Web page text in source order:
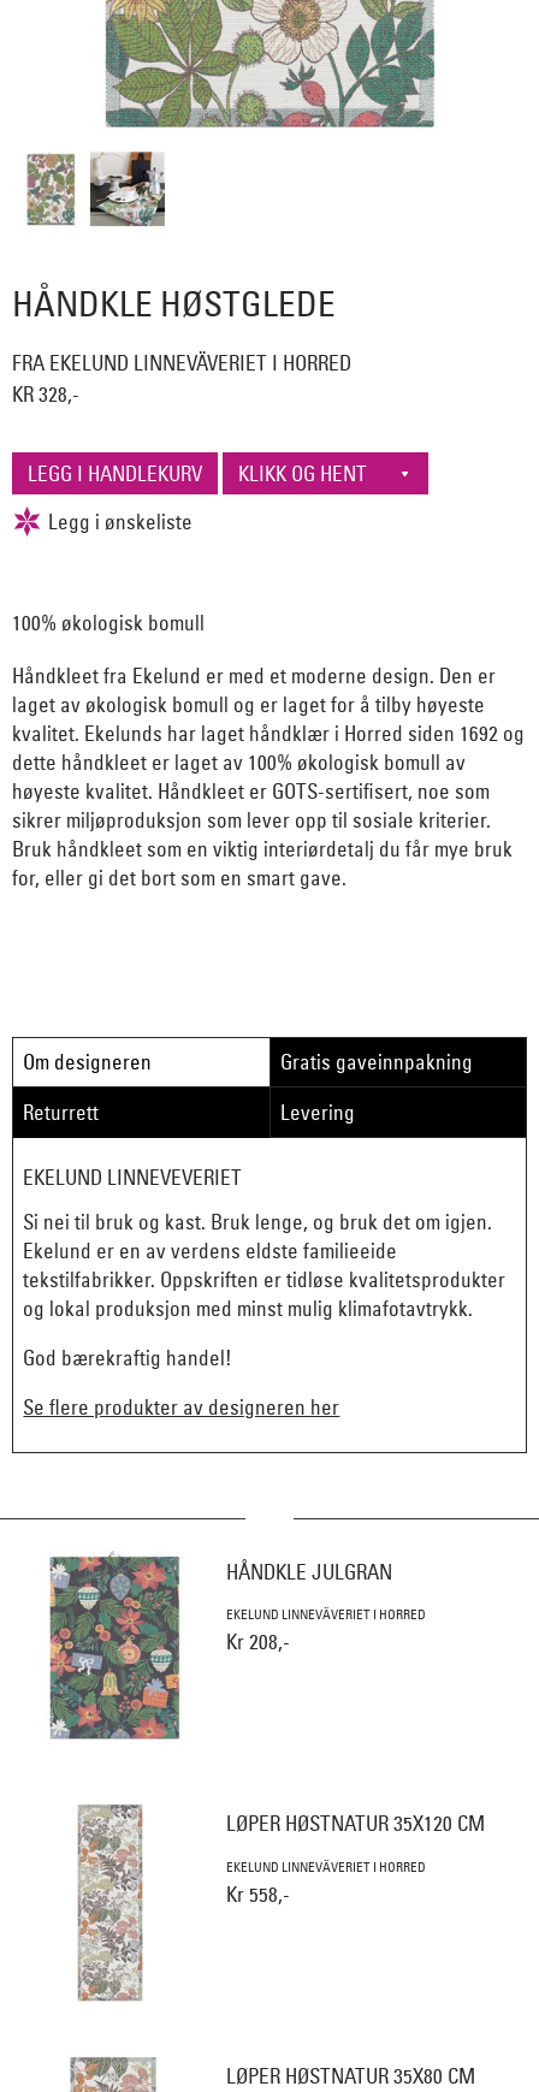
HÅNDKLE HØSTGLEDE
FRA EKELUND LINNEVÄVERIET I HORRED
KR 328,-
100% økologisk bomull
Håndkleet fra Ekelund er med et moderne design. Den er
laget av økologisk bomull og er laget for å tilby høyeste
kvalitet. Ekelunds har laget håndklær i Horred siden 1692 og
dette håndkleet er laget av 100% økologisk bomull av
høyeste kvalitet. Håndkleet er GOTS-sertifisert, noe som
sikrer miljøproduksjon som lever opp til sosiale kriterier.
Bruk håndkleet som en viktig interiørdetalj du får mye bruk
for, eller gi det bort som en smart gave.
Om designeren
Gratis gaveinnpakning
Returrett
Levering
EKELUND LINNEVEVERIET
Si nei til bruk og kast. Bruk lenge, og bruk det om igjen.
Ekelund er en av verdens eldste familieeide
tekstilfabrikker. Oppskriften er tidløse kvalitetsprodukter
og lokal produksjon med minst mulig klimafotavtrykk.
God bærekraftig handel!
Se flere produkter av designeren her
HÅNDKLE JULGRAN
EKELUND LINNEVÄVERIET I HORRED
Kr 208,-
LØPER HØSTNATUR 35X120 CM
EKELUND LINNEVÄVERIET I HORRED
Kr 558,-
LØPER HØSTNATUR 35X80 CM